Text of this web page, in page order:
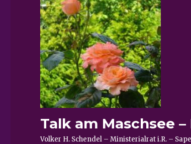
Talk am Maschsee
Volker H. Schendel – Ministerialrat i.R. –